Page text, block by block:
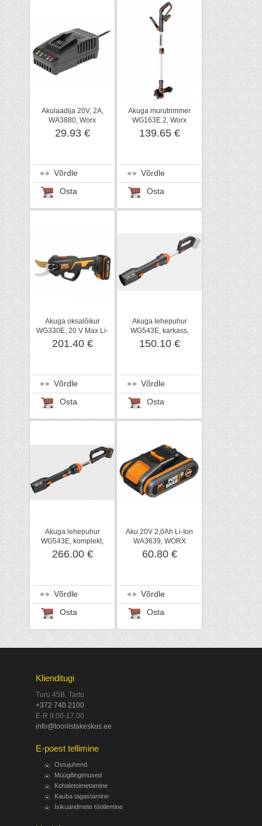
Akulaadija 20V, 2A,
WA3880, Worx
29.93 €
Võrdle
Osta
Akuga murutrimmer
WG163E.2, Worx
139.65 €
Võrdle
Osta
Akuga oksalõikur
WG330E, 20 V Max Li-
ion, 2,0 Ah, Worx
201.40 €
Võrdle
Osta
Akuga lehepuhur
WG543E, karkass,
WORX
150.10 €
Võrdle
Osta
Akuga lehepuhur
WG543E, komplekt,
WORX
266.00 €
Võrdle
Osta
Aku 20V 2,0Ah Li-Ion
WA3639, WORX
60.80 €
Võrdle
Osta
Klienditugi
Turu 45B, Tartu
+372 740 2100
E-R 9.00-17.00
info@tooriistakeskus.ee
E-poest tellimine
Ostujuhend
Müügitingimused
Kohaletoimetamine
Kauba tagastamine
Isikuandmete töötlemine